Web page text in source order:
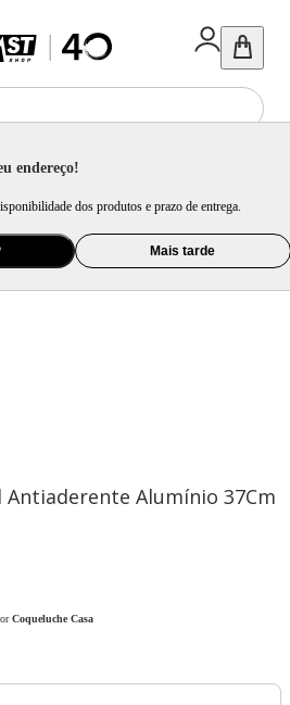
endereço!
dos produtos e prazo de entrega.
Mais tarde
de Panela e Panela Avulsa
Antiaderente Alumínio 37Cm
Coqueluche Casa